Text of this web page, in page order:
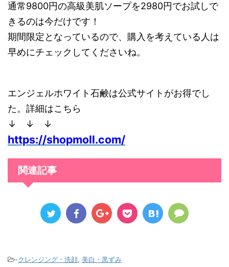
通常9800円の高級美肌ソープを2980円でお試しで
きるのは今だけです！
期間限定となっているので、購入を考えている人は
早めにチェックしてくださいね。
エンジェルホワイト石鹸は公式サイトがお得でし
た。詳細はこちら
↓ ↓ ↓
https://shopmoll.com/
関連記事
-クレンジング・洗顔, 美白・黒ずみ